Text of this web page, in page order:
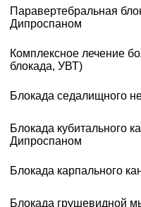
Паравертебральная
Дипроспаном
Комплексное лечение
блокада, УВТ)
Блокада седалищного
Блокада кубитального
Дипроспаном
Блокада карпального
Блокада грушевидной